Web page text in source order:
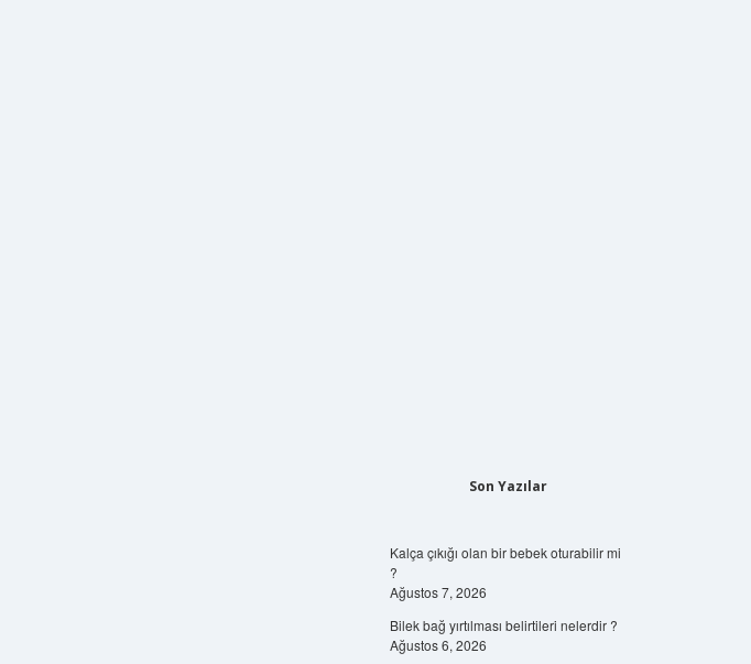
Son Yazılar
Kalça çıkığı olan bir bebek oturabilir mi
?
Ağustos 7, 2026
Bilek bağ yırtılması belirtileri nelerdir ?
Ağustos 6, 2026